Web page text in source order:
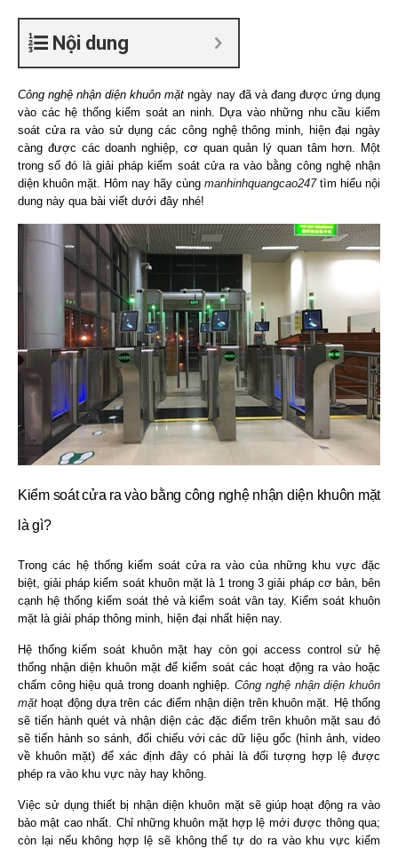
Nội dung
Công nghệ nhận diện khuôn mặt ngày nay đã và đang được ứng dụng
vào các hệ thống kiểm soát an ninh. Dựa vào những nhu cầu kiểm
soát cửa ra vào sử dụng các công nghệ thông minh, hiện đại ngày
càng được các doanh nghiệp, cơ quan quản lý quan tâm hơn. Một
trong số đó là giải pháp kiểm soát cửa ra vào bằng công nghệ nhận
diện khuôn mặt. Hôm nay hãy cùng manhinhquangcao247tìm hiểu nội
dung này qua bài viết dưới đây nhé!
Kiểm soát cửa ra vào bằng công nghệ nhận diện khuôn mặt
là gì?
Trong các hệ thống kiểm soát cửa ra vào của những khu vực đặc
biệt, giải pháp kiểm soát khuôn mặt là 1 trong 3 giải pháp cơ bản, bên
cạnh hệ thống kiểm soát thẻ và kiểm soát vân tay. Kiểm soát khuôn
mặt là giải pháp thông minh, hiện đại nhất hiện nay.
Hệ thống kiểm soát khuôn mặt hay còn gọi access control sử hệ
thống nhận diện khuôn mặt để kiểm soát các hoạt động ra vào hoặc
chấm công hiệu quả trong doanh nghiệp.Công nghệ nhận diện khuôn
mặt hoạt động dựa trên các điểm nhận diện trên khuôn mặt. Hệ thống
sẽ tiến hành quét và nhận diện các đặc điểm trên khuôn mặt sau đó
sẽ tiến hành so sánh, đối chiếu với các dữ liệu gốc (hình ảnh, video
về khuôn mặt) để xác định đây có phải là đối tượng hợp lệ được
phép ra vào khu vực này hay không.
Việc sử dụng thiết bị nhận diện khuôn mặt sẽ giúp hoạt động ra vào
bảo mật cao nhất. Chỉ những khuôn mặt hợp lệ mới được thông qua;
còn lại nếu không hợp lệ sẽ không thể tự do ra vào khu vực kiểm